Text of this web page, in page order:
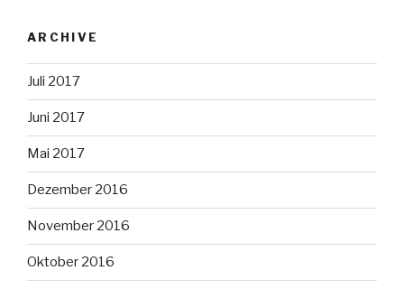
ARCHIVE
Juli 2017
Juni 2017
Mai 2017
Dezember 2016
November 2016
Oktober 2016